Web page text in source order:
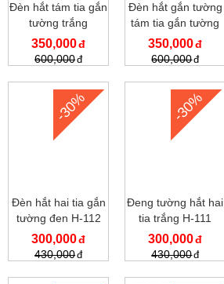
Đèn hắt tám tia gắn
tường trắng
RA199Đ
350,000
600,000
Đèn hắt gắn tường
tám tia gắn tường
đen RA179Đ
350,000
600,000
-30%
Đèn hắt hai tia gắn
tường đen H-112
300,000
430,000
-30%
Đeng tường hắt hai
tia trắng H-111
300,000
430,000